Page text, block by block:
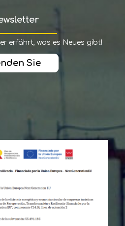
erfährt, was es Neues gibt!
Sie